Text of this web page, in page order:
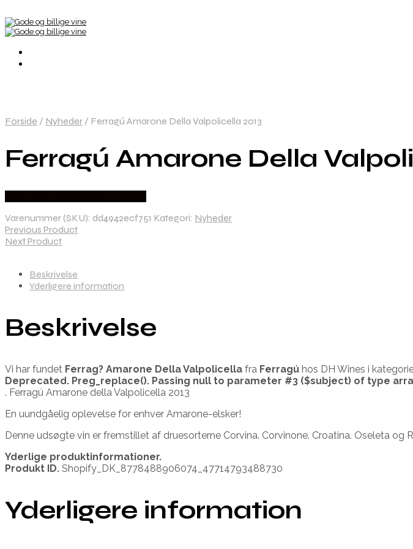
Forside / Nyheder / Ferragú Amarone Della Valpolicella 2013
Ferragú Amarone Della
Varenummer (SKU): dd4942ecf751 Kategori: Nyheder
Previous Product
Next Product
Beskrivelse
Yderligere information
Beskrivelse
Vi har fundet Ferrag? Amarone Della Valpolicella fra Ferragú hos DH Wines i
Deprecated. Preg_replace(). Passing null to parameter #3 ($subject) of type
. Ferragú Amarone della Valpolicella 2013
En uundgåelig oplevelse for enhver Amarone-elsker!
Denne udsøgte vin er fremstillet af druesorterne Corvina. Corvinone. Croatina. Oseleta og
Yderlige produktinformationer.
Produkt ID. Shopify_DK_8778488906074_47714793488730
Yderligere information